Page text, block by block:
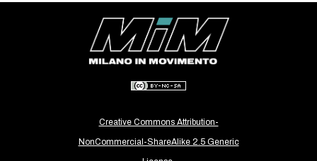
ms
SEARCH
Creative Commons Attribution-
NonCommercial-ShareAlike 2.5 Generic